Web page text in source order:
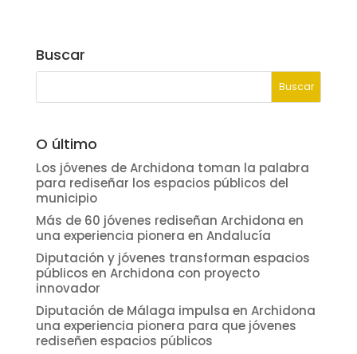
Buscar
O último
Los jóvenes de Archidona toman la palabra
para rediseñar los espacios públicos del
municipio
Más de 60 jóvenes rediseñan Archidona en
una experiencia pionera en Andalucía
Diputación y jóvenes transforman espacios
públicos en Archidona con proyecto
innovador
Diputación de Málaga impulsa en Archidona
una experiencia pionera para que jóvenes
rediseñen espacios públicos